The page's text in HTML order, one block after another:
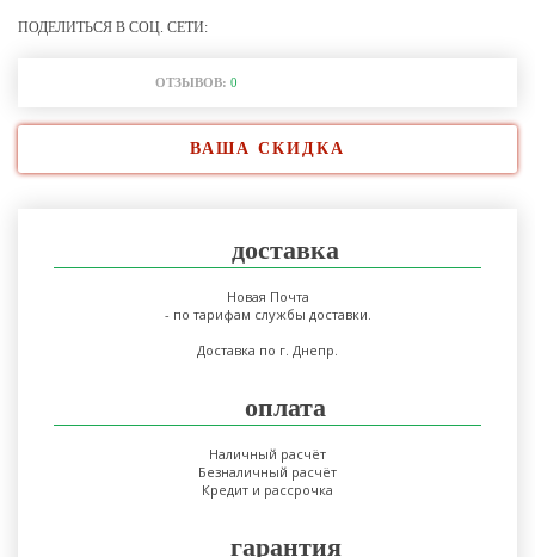
ПОДЕЛИТЬСЯ В СОЦ. СЕТИ:
ОТЗЫВОВ: 0
ВАША СКИДКА
доставка
Новая Почта
- по тарифам службы доставки.
Доставка по г. Днепр.
оплата
Наличный расчёт
Безналичный расчёт
Кредит и рассрочка
гарантия